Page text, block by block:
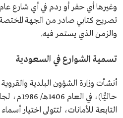
وغيرها أي حفر أو ردم في أي شارع
تصريح كتابي صادر من الجهة
والزمن الذي يستمر فيه.
تسمية الشوارع في السعودية
أنشأت وزارة الشؤون البلدية
حاليًّا)، في
التابعة للأمانات، لتتولى اختيار